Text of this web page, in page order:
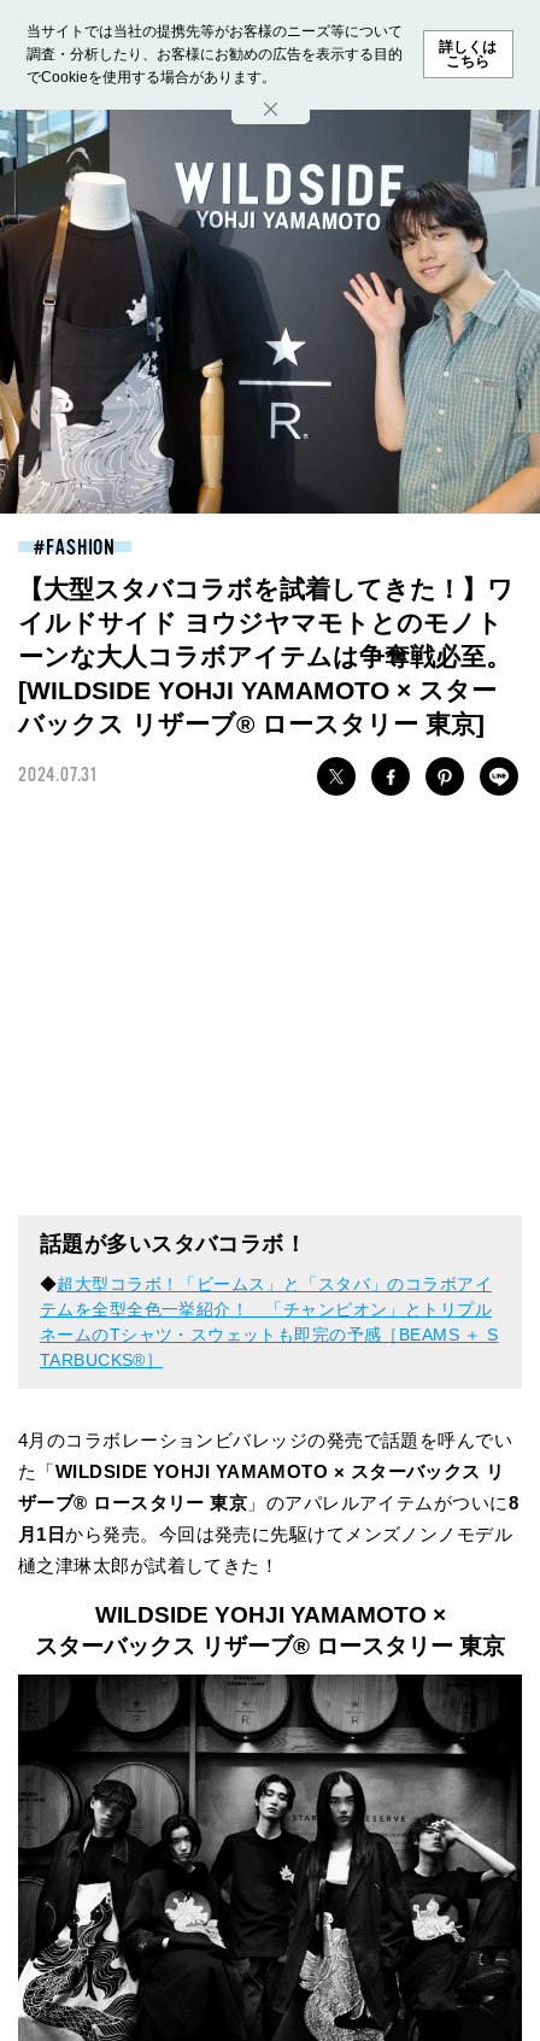
当サイトでは当社の提携先等がお客様のニーズ等について
調査・分析したり、お客様にお勧めの広告を表示する目的
でCookieを使用する場合があります。
詳しくは
こちら
ホーム モデル募集 ランキング ファッション ビューテ
FASHION
【大型スタバコラボを試着してきた！】ワ
イルドサイド ヨウジヤマモトとのモノト
ーンな大人コラボアイテムは争奪戦必至。
[WILDSIDE YOHJI YAMAMOTO × スター
バックス リザーブ® ロースタリー 東京]
2024.07.31
話題が多いスタバコラボ！
◆超大型コラボ！「ビームス」と「スタバ」のコラボアイ
テムを全型全色一挙紹介！ 「チャンピオン」とトリプル
ネームのTシャツ・スウェットも即完の予感［BEAMS ＋ S
TARBUCKS®］
4月のコラボレーションビバレッジの発売で話題を呼んでい
た「WILDSIDE YOHJI YAMAMOTO × スターバックス リ
ザーブ® ロースタリー 東京 」のアパレルアイテムがついに8
月1日から発売。今回は発売に先駆けてメンズノンノモデル
樋之津琳太郎が試着してきた！
WILDSIDE YOHJI YAMAMOTO ×
スターバックス リザーブ® ロースタリー 東京